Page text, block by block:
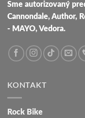
Sme autorizovaný
Cannondale, Author,
- MAYO, Vedora.
KONTAKT
Rock Bike